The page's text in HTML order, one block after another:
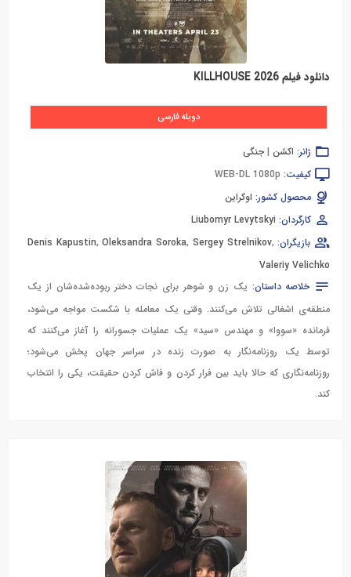
دانلود فیلم KILLHOUSE 2026
دوبله فارسی
ژانر: اکشن | جنگی
کیفیت: WEB-DL 1080p
محصول کشور: اوکراین
کارگردان: Liubomyr Levytskyi
بازیگران:
Denis Kapustin,Oleksandra Soroka, Sergey Strelnikov,
Valeriy Velichko
خلاصه داستان: یک زن و شوهر برای نجات دختر ربوده‌شده‌شان از یک
منطقه‌ی اشغالی تلاش می‌کنند. وقتی یک معامله با شکست مواجه می‌شود،
فرمانده «سووا» و مهندس «سید» یک عملیات جسورانه را آغاز می‌کنند که
توسط یک روزنامه‌نگار به صورت زنده در سراسر جهان پخش می‌شود؛
روزنامه‌نگاری که حالا باید بین فرار کردن و فاش کردن حقیقت، یکی را انتخاب
کند.